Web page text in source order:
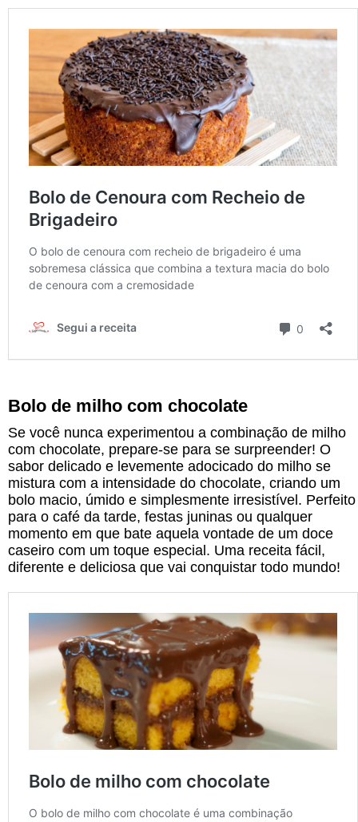
Bolo de milho com chocolate
Se você nunca experimentou a combinação de milho
com chocolate, prepare-se para se surpreender! O
sabor delicado e levemente adocicado do milho se
mistura com a intensidade do chocolate, criando um
bolo macio, úmido e simplesmente irresistível. Perfeito
para o café da tarde, festas juninas ou qualquer
momento em que bate aquela vontade de um doce
caseiro com um toque especial. Uma receita fácil,
diferente e deliciosa que vai conquistar todo mundo!